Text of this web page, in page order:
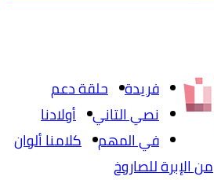
فريدة
حلقة دعم
نصي التاني
أولادنا
في المهم
كلامنا ألوان
من الإبرة للصاروخ